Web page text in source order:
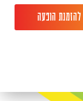
להזמנת הופעה